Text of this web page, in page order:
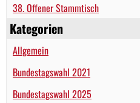
38. Offener Stammtisch
Kategorien
Allgemein
Bundestagswahl 2021
Bundestagswahl 2025